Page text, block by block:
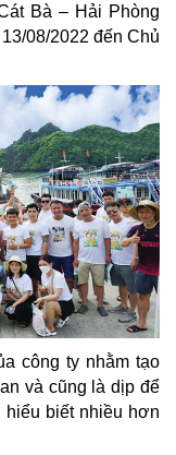
Bà – Hải Phòng
08/2022 đến Chủ
công ty nhằm tạo
và cũng là dịp để
biết nhiều hơn